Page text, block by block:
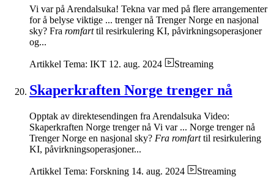
Vi var på Arendalsuka! Tekna var med på flere arrangementer
for å belyse viktige ... trenger nå Trenger Norge en nasjonal
sky? Fra romfarttil resirkulering KI, påvirkningsoperasjoner
og...
Artikkel Tema: IKT 12. aug. 2024 Streaming
Skaperkraften Norge trenger nå
Opptak av direktesendingen fra Arendalsuka Video:
Skaperkraften Norge trenger nå Vi var ... Norge trenger nå
Trenger Norge en nasjonal sky? Fra romfarttil resirkulering
KI, påvirkningsoperasjoner...
Artikkel Tema: Forskning 14. aug. 2024 Streaming